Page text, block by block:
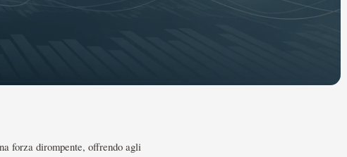
forza dirompente, offrendo agli